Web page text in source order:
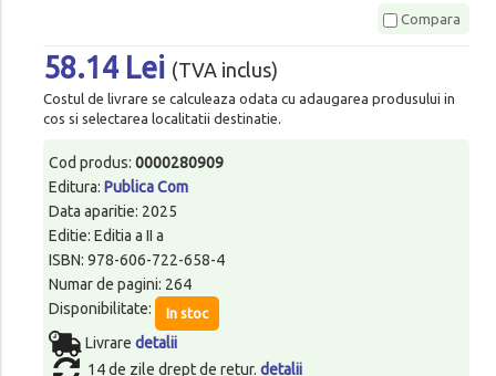
Compara
58.14 Lei (TVA inclus)
Costul de livrare se calculeaza odata cu adaugarea produsului in
cos si selectarea localitatii destinatie.
Cod produs: 0000280909
Editura: Publica Com
Data aparitie: 2025
Editie: Editia a II a
ISBN: 978-606-722-658-4
Numar de pagini: 264
Disponibilitate:
In stoc
Livrare detalii
14 de zile drept de retur. detalii